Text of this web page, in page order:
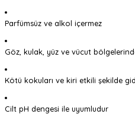
Parfümsüz ve alkol içermez
Göz, kulak, yüz ve vücut
Kötü kokuları ve kiri etkili şekilde
Cilt pH dengesi ile uyumludur